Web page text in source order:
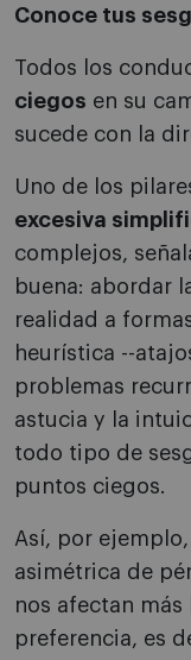
Conoce tus
Todos los
ciegos en su
sucede con la
Uno de los
excesiva
complejos,
buena: abordar
realidad a
heurística --
problemas
astucia y la
todo tipo de
puntos ciegos.
Así, por
asimétrica de
nos afectan más
preferencia, es